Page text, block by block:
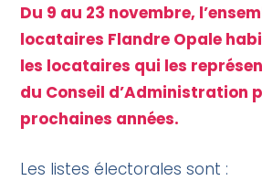
Du 9 au 23 novembre,
locataires Flandre Opale
les locataires qui les
du Conseil d’Administration
prochaines années.
Les listes électorales sont :